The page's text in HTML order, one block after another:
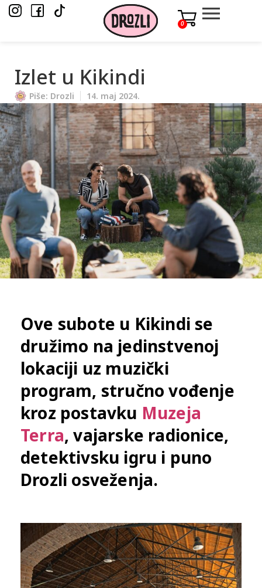
0
Izlet u Kikindi
Piše: Drozli 14. maj 2024.
Ove subote u Kikindi se
družimo na jedinstvenoj
lokaciji uz muzički
program, stručno vođenje
kroz postavku Muzeja
Terra, vajarske radionice,
detektivsku igru i puno
Drozli osveženja.